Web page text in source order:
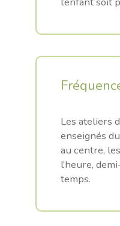
Les ateliers
enseignés
au centre,
l’heure,
temps.